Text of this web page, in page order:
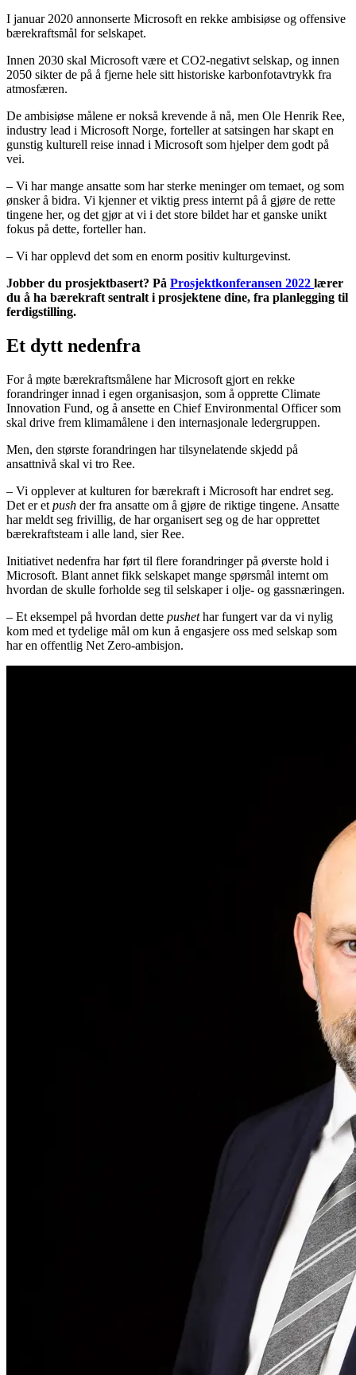
I januar 2020 annonserte Microsoft en rekke ambisiøse og offensive
bærekraftsmål for selskapet.
Innen 2030 skal Microsoft være et CO2-negativt selskap, og innen
2050 sikter de på å fjerne hele sitt historiske karbonfotavtrykk fra
atmosfæren.
De ambisiøse målene er nokså krevende å nå, men Ole Henrik Ree,
industry lead i Microsoft Norge, forteller at satsingen har skapt en
gunstig kulturell reise innad i Microsoft som hjelper dem godt på
vei.
– Vi har mange ansatte som har sterke meninger om temaet, og som
ønsker å bidra. Vi kjenner et viktig press internt på å gjøre de rette
tingene her, og det gjør at vi i det store bildet har et ganske unikt
fokus på dette, forteller han.
– Vi har opplevd det som en enorm positiv kulturgevinst.
Jobber du prosjektbasert? På Prosjektkonferansen 2022 lærer
du å ha bærekraft sentralt i prosjektene dine, fra planlegging til
ferdigstilling.
Et dytt nedenfra
For å møte bærekraftsmålene har Microsoft gjort en rekke
forandringer innad i egen organisasjon, som å opprette Climate
Innovation Fund, og å ansette en Chief Environmental Officer som
skal drive frem klimamålene i den internasjonale ledergruppen.
Men, den største forandringen har tilsynelatende skjedd på
ansattnivå skal vi tro Ree.
– Vi opplever at kulturen for bærekraft i Microsoft har endret seg.
Det er et push der fra ansatte om å gjøre de riktige tingene. Ansatte
har meldt seg frivillig, de har organisert seg og de har opprettet
bærekraftsteam i alle land, sier Ree.
Initiativet nedenfra har ført til flere forandringer på øverste hold i
Microsoft. Blant annet fikk selskapet mange spørsmål internt om
hvordan de skulle forholde seg til selskaper i olje- og gassnæringen.
– Et eksempel på hvordan dette pushethar fungert var da vi nylig
kom med et tydelige mål om kun å engasjere oss med selskap som
har en offentlig Net Zero-ambisjon.